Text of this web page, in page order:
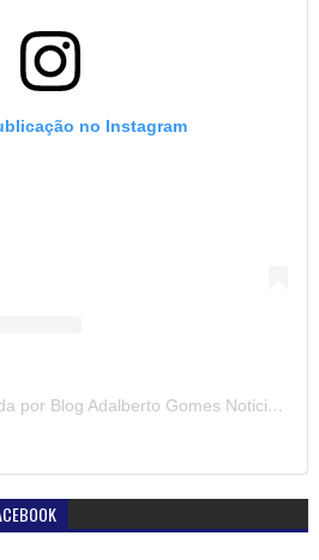
no Instagram
Uma publicação partilhada por Blog Adalberto Gomes Noticias (@blogadalbertogomesnoticiass)